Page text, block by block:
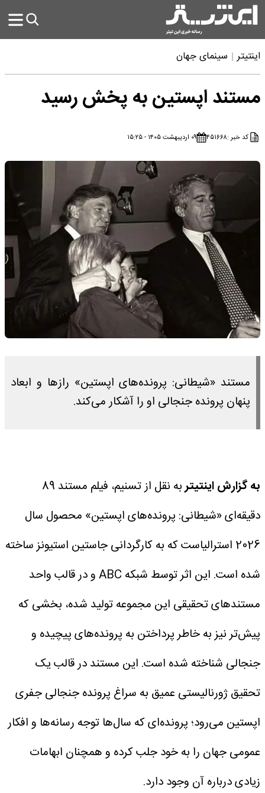
اینتیتر سینمای جهان
مستند اپستین‌ به پخش رسید
کد خبر :۴۵۱۶۶۸ ۰۹ اردیبهشت ۱۴۰۵ - ۱۵:۲۵
مستند «شیطانی: پرونده‌های اپستین» رازها و ابعاد
پنهان پرونده جنجالی او را آشکار می‌کند.
به گزارش اینتیتر
به نقل از تسنیم، فیلم مستند 89
دقیقه‌ای «شیطانی: پرونده‌های اپستین» محصول سال
2026 استرالیاست که به کارگردانی جاستین استیونز ساخته
شده است.
این اثر توسط شبکه ABC و در قالب واحد
مستندهای تحقیقی این مجموعه تولید شده، بخشی که
پیش‌تر نیز به خاطر پرداختن به پرونده‌های پیچیده و
جنجالی شناخته شده است. این مستند در قالب یک
تحقیق ژورنالیستی عمیق به سراغ پرونده جنجالی جفری
اپستین می‌رود؛ پرونده‌ای که سال‌ها توجه رسانه‌ها و افکار
عمومی جهان را به خود جلب کرده و همچنان ابهامات
زیادی درباره آن وجود دارد.